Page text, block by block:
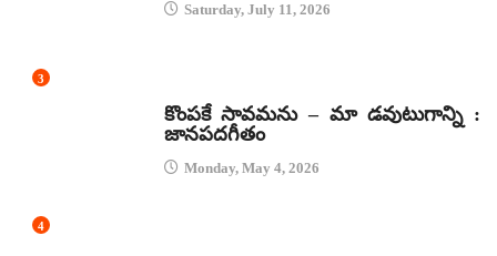
Saturday, July 11, 2026
3
కొంపకే సావమను – మా డవుటుగాన్ని :
జానపదగీతం
Monday, May 4, 2026
4